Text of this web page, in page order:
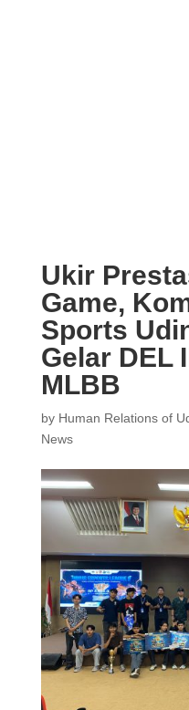
Ukir
Game,
Sports
Gelar DEL
MLBB
by Human Relations of
News